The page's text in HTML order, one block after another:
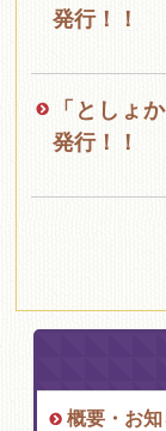
発行！！
「としょ
発行！！
概要・お